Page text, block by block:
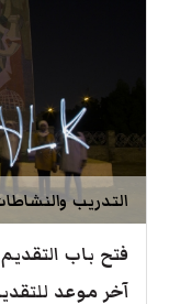
التدريب
فتح باب التقديم
آخر موعد